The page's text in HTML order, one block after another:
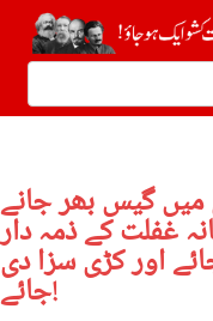
میں گیس بھر جانے
غفلت کے ذمہ دار
اور کڑی سزا دی
جائے!